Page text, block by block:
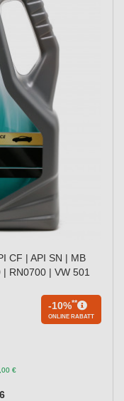
CF | API SN | MB
RN0700 | VW 501
-10%**
ONLINE RABATT
€